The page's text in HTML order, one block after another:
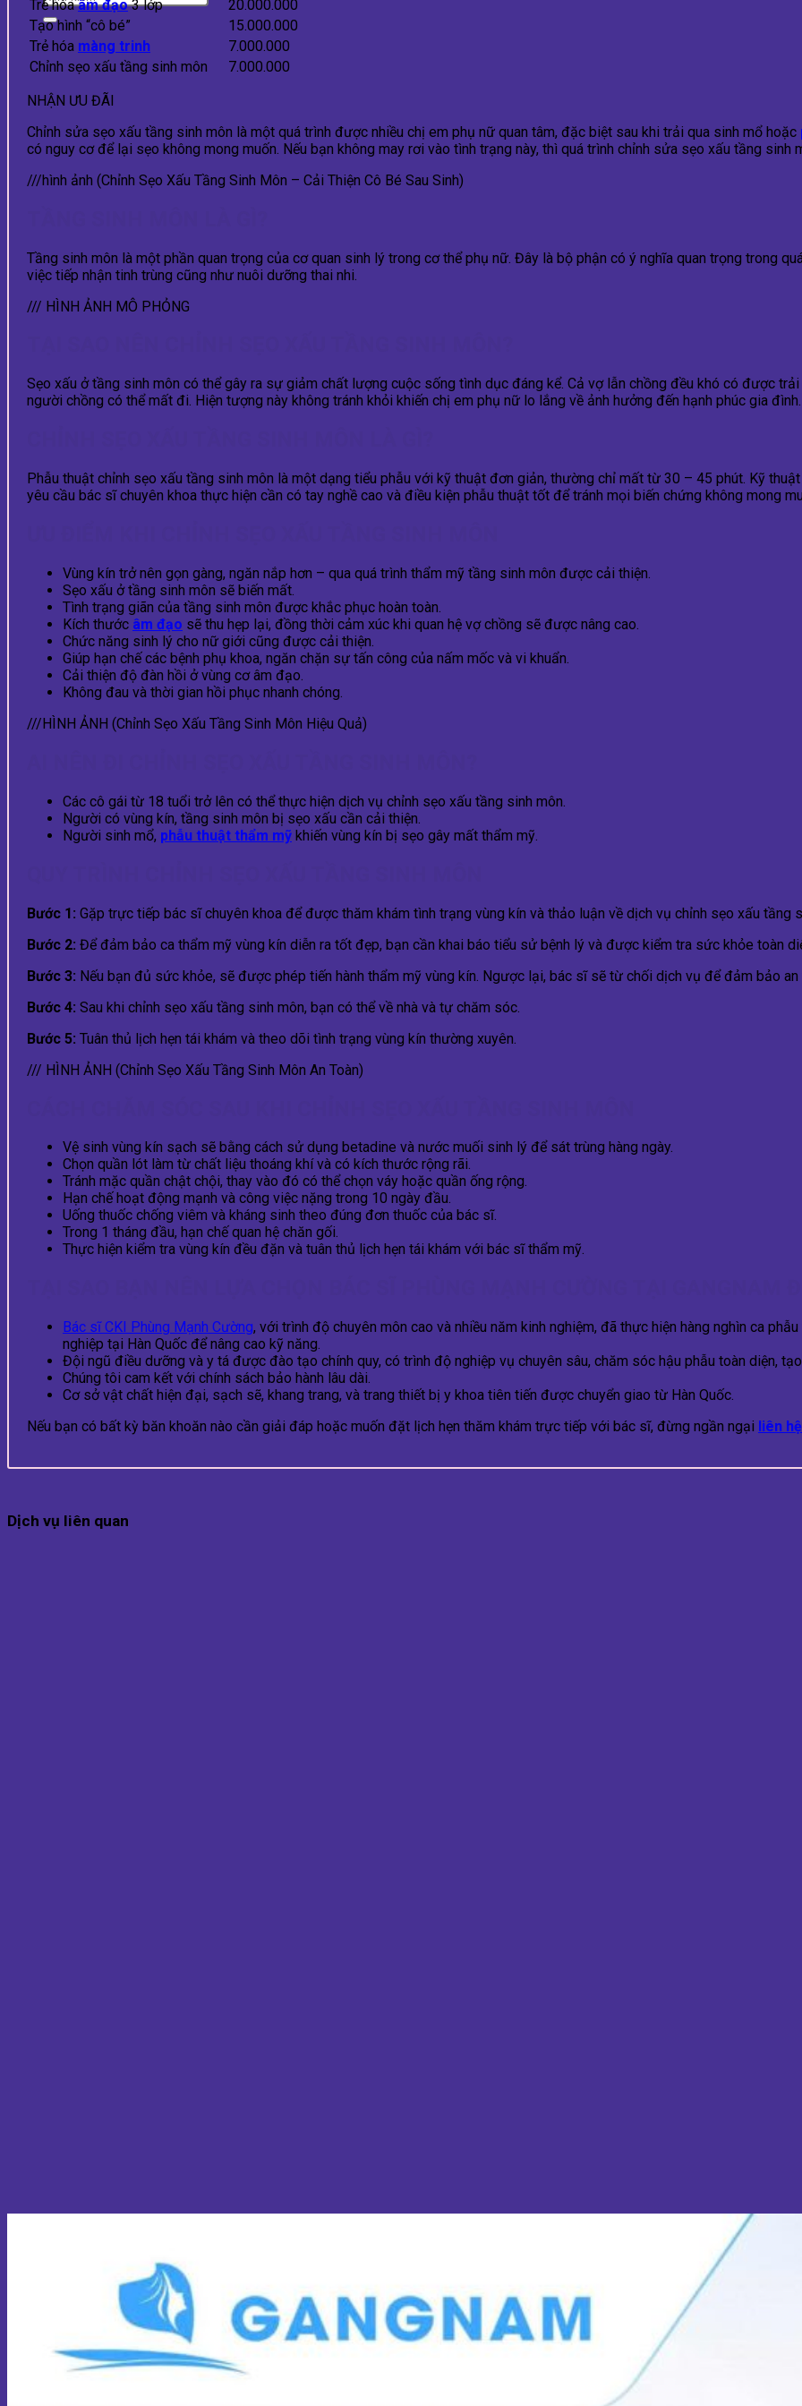
Trẻ hóaâm đạo3 lớp
20.000.000
Tạo hình “cô bé”
15.000.000
Trẻ hóa màng trinh
7.000.000
Chỉnh sẹo xấu tầng sinh môn
7.000.000
NHẬN ƯU ĐÃI
Chỉnh sửa sẹo xấu tầng sinh môn là một quá trình được nhiều chị em phụ nữ quan tâm, đặc biệt sau khi trải qua sinh mổ hoặc
có nguy cơ để lại sẹo không mong muốn. Nếu bạn không may rơi vào tình trạng này, thì quá trình chỉnh sửa sẹo xấu tầng sinh
///hình ảnh (Chỉnh Sẹo Xấu Tầng Sinh Môn – Cải Thiện Cô Bé Sau Sinh)
Tầng sinh môn là một phần quan trọng của cơ quan sinh lý trong cơ thể phụ nữ. Đây là bộ phận có ý nghĩa quan trọng trong
việc tiếp nhận tinh trùng cũng như nuôi dưỡng thai nhi.
/// HÌNH ẢNH MÔ PHỎNG
Sẹo xấu ở tầng sinh môn có thể gây ra sự giảm chất lượng cuộc sống tình dục đáng kể. Cả vợ lẫn chồng đều khó có được
người chồng có thể mất đi. Hiện tượng này không tránh khỏi khiến chị em phụ nữ lo lắng về ảnh hưởng đến hạnh phúc gia đình.
Phẫu thuật chỉnh sẹo xấu tầng sinh môn là một dạng tiểu phẫu với kỹ thuật đơn giản, thường chỉ mất từ 30 – 45 phút. Kỹ
yêu cầu bác sĩ chuyên khoa thực hiện cần có tay nghề cao và điều kiện phẫu thuật tốt để tránh mọi biến chứng không mong
Vùng kín trở nên gọn gàng, ngăn nắp hơn – qua quá trình thẩm mỹ tầng sinh môn được cải thiện.
Sẹo xấu ở tầng sinh môn sẽ biến mất.
Tình trạng giãn của tầng sinh môn được khắc phục hoàn toàn.
Kích thước âm đạo sẽ thu hẹp lại, đồng thời cảm xúc khi quan hệ vợ chồng sẽ được nâng cao.
Chức năng sinh lý cho nữ giới cũng được cải thiện.
Giúp hạn chế các bệnh phụ khoa, ngăn chặn sự tấn công của nấm mốc và vi khuẩn.
Cải thiện độ đàn hồi ở vùng cơ âm đạo.
Không đau và thời gian hồi phục nhanh chóng.
///HÌNH ẢNH (Chỉnh Sẹo Xấu Tầng Sinh Môn Hiệu Quả)
Các cô gái từ 18 tuổi trở lên có thể thực hiện dịch vụ chỉnh sẹo xấu tầng sinh môn.
Người có vùng kín, tầng sinh môn bị sẹo xấu cần cải thiện.
Người sinh mổ, phẫu thuật thẩm mỹ khiến vùng kín bị sẹo gây mất thẩm mỹ.
Bước 1: Gặp trực tiếp bác sĩ chuyên khoa để được thăm khám tình trạng vùng kín và thảo luận về dịch vụ chỉnh sẹo xấu tầng
Bước 2: Để đảm bảo ca thẩm mỹ vùng kín diễn ra tốt đẹp, bạn cần khai báo tiểu sử bệnh lý và được kiểm tra sức khỏe toàn
Bước 3: Nếu bạn đủ sức khỏe, sẽ được phép tiến hành thẩm mỹ vùng kín. Ngược lại, bác sĩ sẽ từ chối dịch vụ để đảm bảo an
Bước 4: Sau khi chỉnh sẹo xấu tầng sinh môn, bạn có thể về nhà và tự chăm sóc.
Bước 5: Tuân thủ lịch hẹn tái khám và theo dõi tình trạng vùng kín thường xuyên.
/// HÌNH ẢNH (Chỉnh Sẹo Xấu Tầng Sinh Môn An Toàn)
Vệ sinh vùng kín sạch sẽ bằng cách sử dụng betadine và nước muối sinh lý để sát trùng hàng ngày.
Chọn quần lót làm từ chất liệu thoáng khí và có kích thước rộng rãi.
Tránh mặc quần chật chội, thay vào đó có thể chọn váy hoặc quần ống rộng.
Hạn chế hoạt động mạnh và công việc nặng trong 10 ngày đầu.
Uống thuốc chống viêm và kháng sinh theo đúng đơn thuốc của bác sĩ.
Trong 1 tháng đầu, hạn chế quan hệ chăn gối.
Thực hiện kiểm tra vùng kín đều đặn và tuân thủ lịch hẹn tái khám với bác sĩ thẩm mỹ.
Bác sĩ CKI Phùng Mạnh Cường, với trình độ chuyên môn cao và nhiều năm kinh nghiệm, đã thực hiện hàng nghìn ca
nghiệp tại Hàn Quốc để nâng cao kỹ năng.
Đội ngũ điều dưỡng và y tá được đào tạo chính quy, có trình độ nghiệp vụ chuyên sâu, chăm sóc hậu phẫu toàn diện,
Chúng tôi cam kết với chính sách bảo hành lâu dài.
Cơ sở vật chất hiện đại, sạch sẽ, khang trang, và trang thiết bị y khoa tiên tiến được chuyển giao từ Hàn Quốc.
Nếu bạn có bất kỳ băn khoăn nào cần giải đáp hoặc muốn đặt lịch hẹn thăm khám trực tiếp với bác sĩ, đừng ngần ngại liên hệ
Dịch vụ liên quan